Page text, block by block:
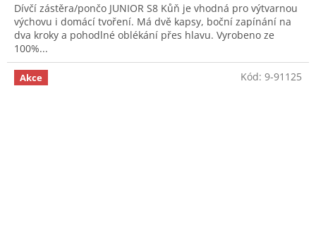
Dívčí zástěra/pončo JUNIOR S8 Kůň je vhodná pro výtvarnou
výchovu i domácí tvoření. Má dvě kapsy, boční zapínání na
dva kroky a pohodlné oblékání přes hlavu. Vyrobeno ze
100%...
Akce Kód: 9-91125